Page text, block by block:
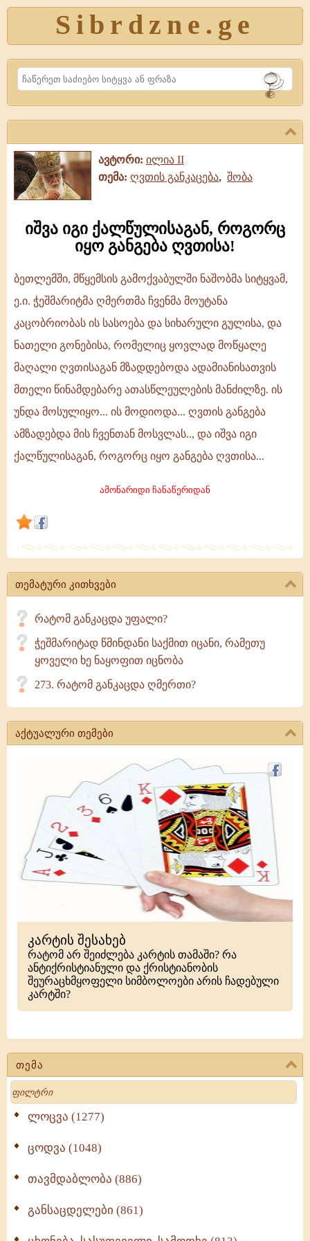
Sibrdzne.ge
Search
თემა
Search
ლოცვა (1277)
ცოდვა (1048)
თავმდაბლობა (886)
განსაცდელები (861)
ავტორი: ილია II
თემა: ღვთის განკაცება, შობა
იშვა იგი ქალწულისაგან, როგორც
იყო განგება ღვთისა!
ბეთლემში, მწყემსის გამოქვაბულში ნაშობმა სიტყვამ,
ე.ი. ჭეშმარიტმა ღმერთმა ჩვენმა მოუტანა
კაცობრიობას ის სასოება და სიხარული გულისა, და
ნათელი გონებისა, რომელიც ყოვლად მოწყალე
მაღალი ღვთისაგან მზადდებოდა ადამიანისათვის
მთელი წინამდებარე ათასწლეულების მანძილზე. ის
უნდა მოსულიყო... ის მოდიოდა... ღვთის განგება
ამზადებდა მის ჩვენთან მოსვლას.., და იშვა იგი
ქალწულისაგან, როგორც იყო განგება ღვთისა...
ამონარიდი ჩანაწერიდან
თემატური კითხვები
რატომ განკაცდა უფალი?
ჭეშმარიტად წმინდანი საქმით იცანი, რამეთუ
ყოველი ხე ნაყოფით იცნობა
273. რატომ განკაცდა ღმერთი?
აქტუალური თემები
კარტის შესახებ
რატომ არ შეიძლება კარტის თამაში? რა
ანტიქრისტიანული და ქრისტიანობის
შეურაცხმყოფელი სიმბოლოები არის ჩადებული
კარტში?